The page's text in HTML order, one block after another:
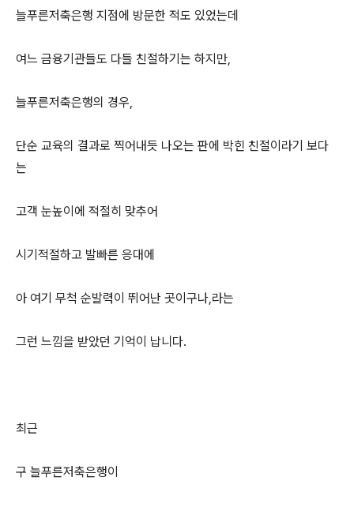
늘푸른저축은행 지점에 방문한 적도 있었는데
여느 금융기관들도 다들 친절하기는 하지만,
늘푸른저축은행의 경우,
단순 교육의 결과로 찍어내듯 나오는 판에 박힌 친절이라기 보다
는
고객 눈높이에 적절히 맞추어
시기적절하고 발빠른 응대에
아 여기 무척 순발력이 뛰어난 곳이구나,라는
그런 느낌을 받았던 기억이 납니다.
최근
구 늘푸른저축은행이